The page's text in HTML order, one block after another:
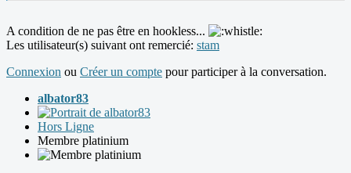
A condition de ne pas être en hookless...
Les utilisateur(s) suivant ont remercié: stam
Connexion ou Créer un compte pour participer à la conversation.
albator83
Hors Ligne
Membre platinium